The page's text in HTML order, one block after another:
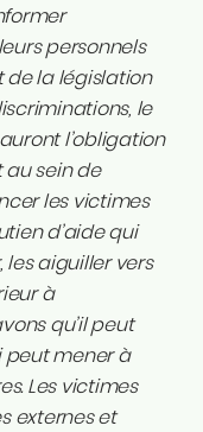
personnels
de la législation
le
l’obligation
sein de
les victimes
d’aide qui
aiguiller vers
à
qu’il peut
peut mener à
Les victimes
externes et